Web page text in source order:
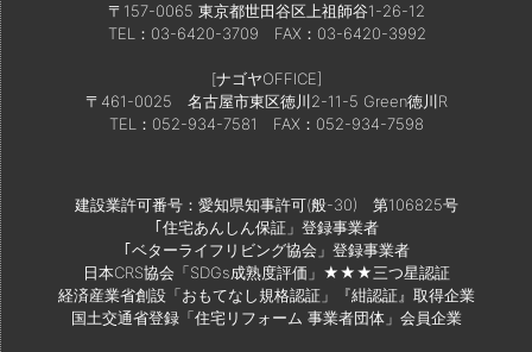
〒157-0065 東京都世田谷区上祖師谷1-26-12
TEL：03-6420-3709 FAX：03-6420-3992
[ナゴヤOFFICE]
〒461-0025 名古屋市東区徳川2-11-5 Green徳川R
TEL：052-934-7581
FAX：052-934-7598
建設業許可番号：愛知県知事許可(般-30) 第106825号
｢住宅あんしん保証」登録事業者
｢ベターライフリビング協会」登録事業者
日本CRS協会「SDGs成熟度評価」★★★三つ星認証
経済産業省創設「おもてなし規格認証」『紺認証』取得企業
国土交通省登録「住宅リフォーム 事業者団体」会員企業